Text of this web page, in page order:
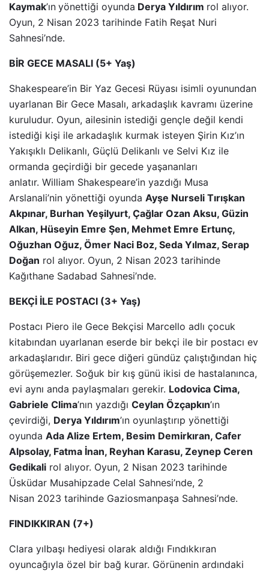
Kaymak’ın yönettiği oyunda Derya Yıldırım rol alıyor.
Oyun, 2 Nisan 2023 tarihinde Fatih Reşat Nuri
Sahnesi’nde.
BİR GECE MASALI (5+ Yaş)
Shakespeare’in Bir Yaz Gecesi Rüyası isimli oyunundan
uyarlanan Bir Gece Masalı, arkadaşlık kavramı üzerine
kuruludur. Oyun, ailesinin istediği gençle değil kendi
istediği kişi ile arkadaşlık kurmak isteyen Şirin Kız’ın
Yakışıklı Delikanlı, Güçlü Delikanlı ve Selvi Kız ile
ormanda geçirdiği bir gecede yaşananları
anlatır. William Shakespeare’in yazdığı Musa
Arslanali’nin yönettiği oyunda Ayşe Nurseli Tırışkan
Akpınar, Burhan Yeşilyurt, Çağlar Ozan Aksu, Güzin
Alkan, Hüseyin Emre Şen, Mehmet Emre Ertunç,
Oğuzhan Oğuz, Ömer Naci Boz, Seda Yılmaz, Serap
Doğan rol alıyor. Oyun, 2 Nisan 2023 tarihinde
Kağıthane Sadabad Sahnesi’nde.
BEKÇİ İLE POSTACI (3+ Yaş)
Postacı Piero ile Gece Bekçisi Marcello adlı çocuk
kitabından uyarlanan eserde bir bekçi ile bir postacı ev
arkadaşlarıdır. Biri gece diğeri gündüz çalıştığından hiç
görüşemezler. Soğuk bir kış günü ikisi de hastalanınca,
evi aynı anda paylaşmaları gerekir. Lodovica Cima,
Gabriele Clima’nın yazdığı Ceylan Özçapkın’ın
çevirdiği, Derya Yıldırım’ın oyunlaştırıp yönettiği
oyunda Ada Alize Ertem, Besim Demirkıran, Cafer
Alpsolay, Fatma İnan, Reyhan Karasu, Zeynep Ceren
Gedikali rol alıyor. Oyun, 2 Nisan 2023 tarihinde
Üsküdar Musahipzade Celal Sahnesi’nde, 2
Nisan 2023 tarihinde Gaziosmanpaşa Sahnesi’nde.
FINDIKKIRAN (7+)
Clara yılbaşı hediyesi olarak aldığı Fındıkkıran
oyuncağıyla özel bir bağ kurar. Görünenin ardındaki